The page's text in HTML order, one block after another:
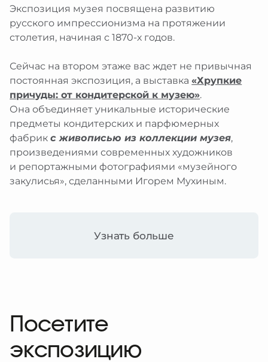
и слабовидящим
ментальными особенностями
улей
поддержка
проекты
регионах
в музее
изображений из коллекции
Экспозиция музея посвящена развитию
русского импрессионизма на протяжении
столетия, начиная с 1870-х годов.
Сейчас на втором этаже вас ждет не привычная
постоянная экспозиция, а выставка«Хрупкие
причуды: от кондитерской к музею».
Она объединяет уникальные исторические
предметы кондитерских и парфюмерных
фабрикс живописью из коллекции музея,
произведениями современных художников
и репортажными фотографиями «музейного
закулисья», сделанными Игорем Мухиным.
Узнать больше
Посетите
экспозицию